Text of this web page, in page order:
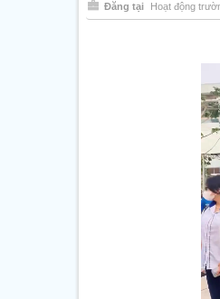
Đăng tại Hoạt động